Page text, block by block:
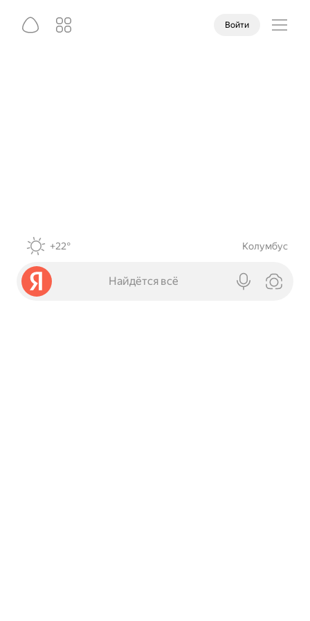
Войти
+22° Колумбус
Найдётся всё